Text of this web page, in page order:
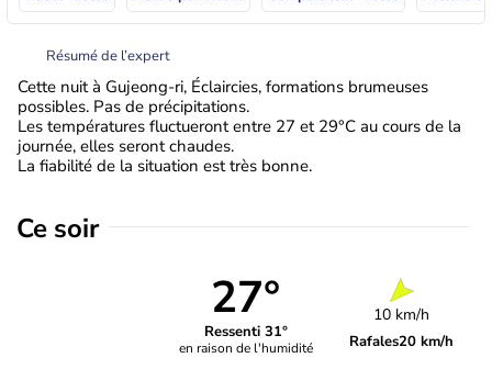
Résumé de l’expert
Cette nuit à Gujeong-ri, Éclaircies, formations brumeuses
possibles. Pas de précipitations.
Les températures fluctueront entre 27 et 29°C au cours de la
journée, elles seront chaudes.
La fiabilité de la situation est très bonne.
Ce soir
27°
Ressenti 31°
en raison de l'humidité
10 km/h
Rafales20 km/h